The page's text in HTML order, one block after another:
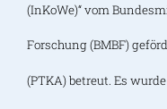
(InKoWe)“ vom
Forschung (BMBF)
(PTKA) betreut. Es